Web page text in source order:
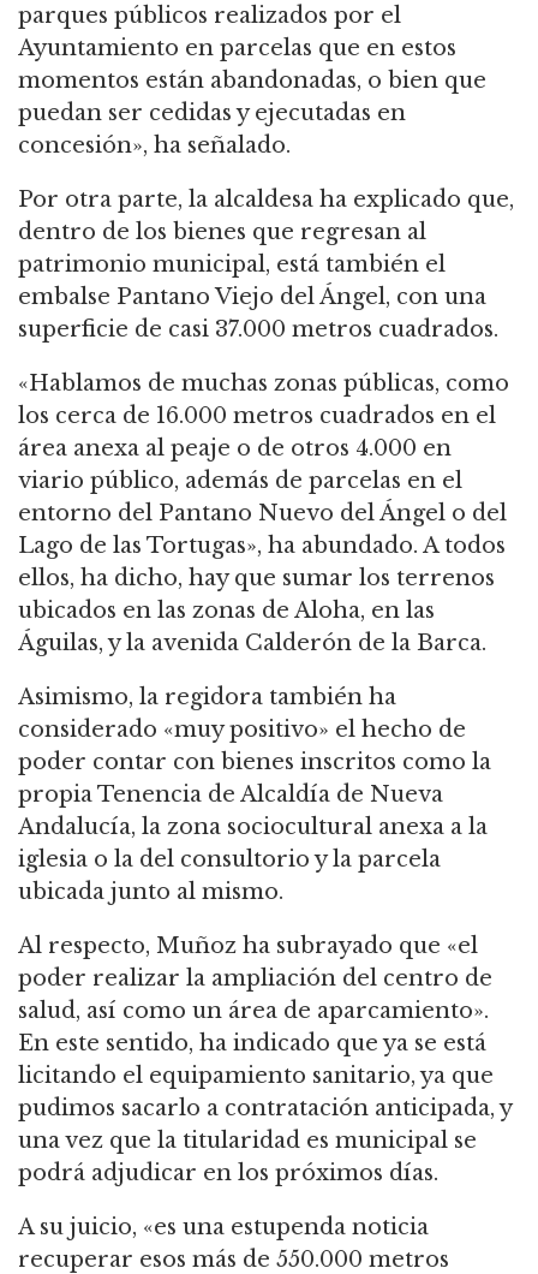
parques públicos realizados por el
Ayuntamiento en parcelas que en estos
momentos están abandonadas, o bien que
puedan ser cedidas y ejecutadas en
concesión», ha señalado.
Por otra parte, la alcaldesa ha explicado que,
dentro de los bienes que regresan al
patrimonio municipal, está también el
embalse Pantano Viejo del Ángel, con una
superficie de casi 37.000 metros cuadrados.
«Hablamos de muchas zonas públicas, como
los cerca de 16.000 metros cuadrados en el
área anexa al peaje o de otros 4.000 en
viario público, además de parcelas en el
entorno del Pantano Nuevo del Ángel o del
Lago de las Tortugas», ha abundado. A todos
ellos, ha dicho, hay que sumar los terrenos
ubicados en las zonas de Aloha, en las
Águilas, y la avenida Calderón de la Barca.
Asimismo, la regidora también ha
considerado «muy positivo» el hecho de
poder contar con bienes inscritos como la
propia Tenencia de Alcaldía de Nueva
Andalucía, la zona sociocultural anexa a la
iglesia o la del consultorio y la parcela
ubicada junto al mismo.
Al respecto, Muñoz ha subrayado que «el
poder realizar la ampliación del centro de
salud, así como un área de aparcamiento».
En este sentido, ha indicado que ya se está
licitando el equipamiento sanitario, ya que
pudimos sacarlo a contratación anticipada, y
una vez que la titularidad es municipal se
podrá adjudicar en los próximos días.
A su juicio, «es una estupenda noticia
recuperar esos más de 550.000 metros